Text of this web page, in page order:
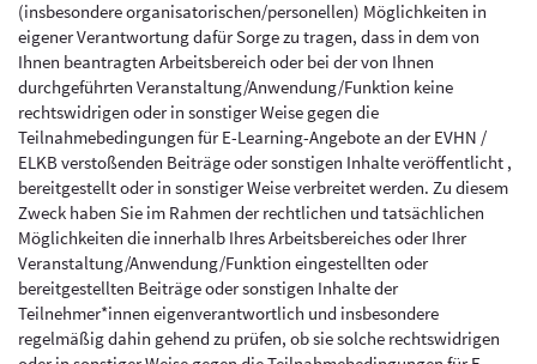
(insbesondere organisatorischen/personellen) Möglichkeiten in
eigener Verantwortung dafür Sorge zu tragen, dass in dem von
Ihnen beantragten Arbeitsbereich oder bei der von Ihnen
durchgeführten Veranstaltung/Anwendung/Funktion keine
rechtswidrigen oder in sonstiger Weise gegen die
Teilnahmebedingungen für E-Learning-Angebote an der EVHN /
ELKB verstoßenden Beiträge oder sonstigen Inhalte veröffentlicht ,
bereitgestellt oder in sonstiger Weise verbreitet werden. Zu diesem
Zweck haben Sie im Rahmen der rechtlichen und tatsächlichen
Möglichkeiten die innerhalb Ihres Arbeitsbereiches oder Ihrer
Veranstaltung/Anwendung/Funktion eingestellten oder
bereitgestellten Beiträge oder sonstigen Inhalte der
Teilnehmer*innen eigenverantwortlich und insbesondere
regelmäßig dahin gehend zu prüfen, ob sie solche rechtswidrigen